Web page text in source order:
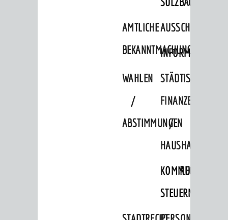
AMTLICHE
BEKANNTMACHUNGEN
WAHLEN
/
ABSTIMMUNGEN
STÄDTISCHE
FINANZEN
/
HAUSHALT
KOMMUNALE
STEUERN